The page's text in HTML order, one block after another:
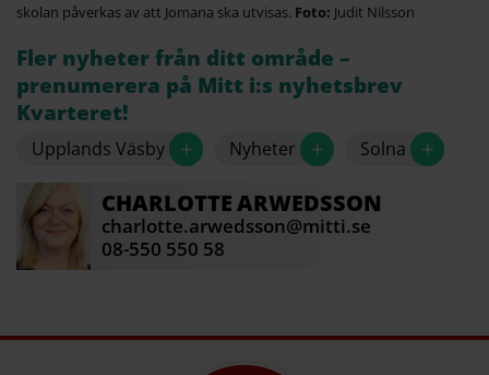
skolan påverkas av att Jomana ska utvisas.
Judit Nilsson
Fler nyheter från ditt område –
prenumerera på Mitt i:s nyhetsbrev
Kvarteret!
Upplands Väsby + Nyheter + Solna +
CHARLOTTEARWEDSSON
charlotte.arwedsson@mitti.se
08-550 550 58